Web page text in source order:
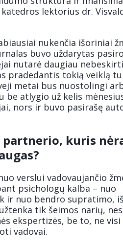
lektorius dr.
nukenčia išoriniai
buvo uždarytas
nutarė daugiau
pradedantis tokią veiklą
metai bus nuostolingi
be atlygio už kelis
nors ir buvo pasirašę
kuris
verslui vadovaujančio
psichologų kalba – nuo
ir nuo bendro supratimo,
tik šeimos narių,
ekspertizės, be to, ne visi
vadovai.